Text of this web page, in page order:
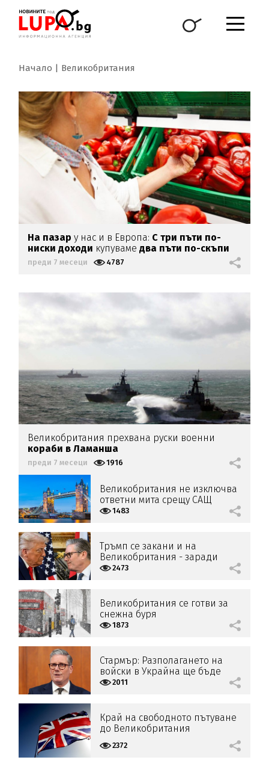
Начало Великобритания
На пазар у нас и в Европа: С три пъти по-
ниски доходи купувамедва пъти по-скъпи
продукти
преди 7 месеци 4787
Великобритания прехвана руски военни
кораби в Ламанша
преди 7 месеци 1916
Великобритания не изключва
ответни мита срещу САЩ
1483
Тръмп се закани и на
Великобритания - заради
важен за САЩ остров
2473
Великобритания се готви за
снежна буря
1873
Стармър: Разполагането на
войски в Украйна ще бъде
гласувано от парламента
2011
Край на свободното пътуване
до Великобритания
2372